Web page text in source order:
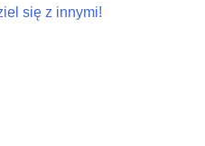
się z innymi!